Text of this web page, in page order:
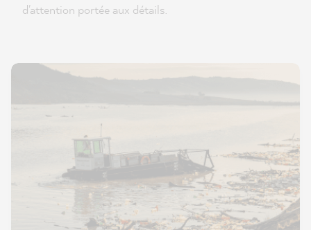
d'attention portée aux détails.